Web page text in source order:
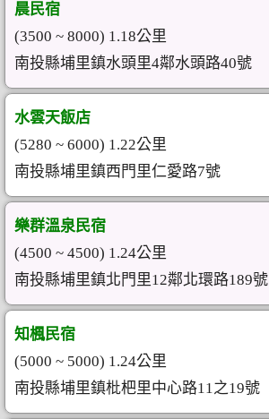
晨民宿
(3500 ~ 8000) 1.18公里
南投縣埔里鎮水頭里4鄰水頭路40號
水雲天飯店
(5280 ~ 6000) 1.22公里
南投縣埔里鎮西門里仁愛路7號
樂群溫泉民宿
(4500 ~ 4500) 1.24公里
南投縣埔里鎮北門里12鄰北環路189號
知楓民宿
(5000 ~ 5000) 1.24公里
南投縣埔里鎮枇杷里中心路11之19號